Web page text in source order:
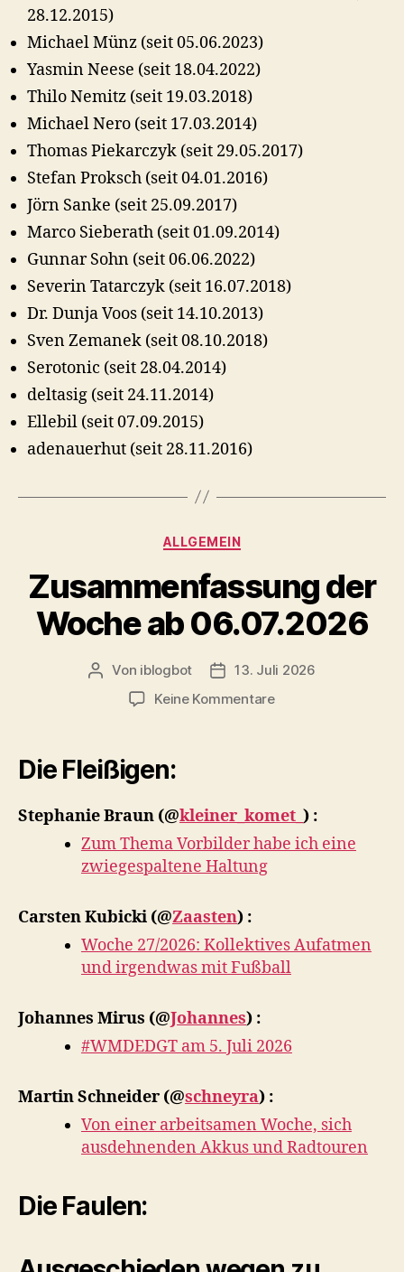
28.12.2015)
Michael Münz (seit 05.06.2023)
Yasmin Neese (seit 18.04.2022)
Thilo Nemitz (seit 19.03.2018)
Michael Nero (seit 17.03.2014)
Thomas Piekarczyk (seit 29.05.2017)
Stefan Proksch (seit 04.01.2016)
Jörn Sanke (seit 25.09.2017)
Marco Sieberath (seit 01.09.2014)
Gunnar Sohn (seit 06.06.2022)
Severin Tatarczyk (seit 16.07.2018)
Dr. Dunja Voos (seit 14.10.2013)
Sven Zemanek (seit 08.10.2018)
Serotonic (seit 28.04.2014)
deltasig (seit 24.11.2014)
Ellebil (seit 07.09.2015)
adenauerhut (seit 28.11.2016)
Kategorien
ALLGEMEIN
Zusammenfassung der
Woche ab 06.07.2026
Beitragsautor
Von iblogbot Veröffentlichungsdatum
13. Juli 2026
Keine Kommentarezu
Die Fleißigen:
Stephanie Braun (@kleiner_komet_ ) :
Zum Thema Vorbilder habe ich eine
zwiegespaltene Haltung
Carsten Kubicki (@Zaasten) :
Woche 27/2026: Kollektives Aufatmen
und irgendwas mit Fußball
Johannes Mirus (@Johannes) :
#WMDEDGT am 5. Juli 2026
Martin Schneider (@schneyra) :
Von einer arbeitsamen Woche, sich
ausdehnenden Akkus und Radtouren
Die Faulen: